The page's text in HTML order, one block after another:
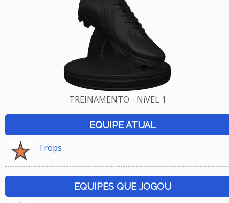
TREINAMENTO - NíVEL 1
EQUIPE ATUAL
Trops
EQUIPES QUE JOGOU